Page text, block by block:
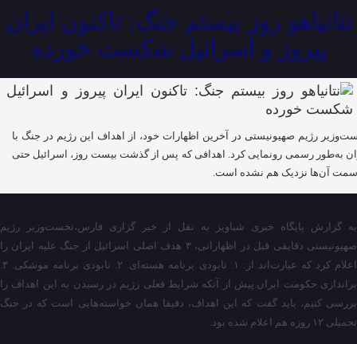
نتانیاهو روز بیستم جنگ: تاکنون ایران
پیروز و اسرائیل شکست خورده
رژیم صهیونیستی در آخرین اظهارات خود، از اهداف این رژیم در جنگ با
به‌طور رسمی رونمایی کرد. اهدافی که پس از گذشت بیست روز، اسرائیل حتی
سمت آن‌ها نزدیک هم نشده است.
به گزارش پایگاه خبری شباویز به نقل از خبر گزاری فارس،نخست‌وزیر رژیم
صهیونیستی دقایقی قبل در اظهاراتی، ۳ هدف اصلی اسرائیل از جنگ علیه ایران را
اعلام کرد که عبارت‌اند از: ۱. نابودی برنامه هسته‌ای. ۲. نابودی برنامه موشکی. ۳.
براندازی حکومت ایران.پیش از آنکه شرایط فعلی رژیم در رسیدن به این اهداف را
بررسی کنیم، باید گفت که این اهداف، دقیقا همان خواسته‌هایی است که در جنگ
تحمیلی ۱۲ روزه هم اعلام شده بود.